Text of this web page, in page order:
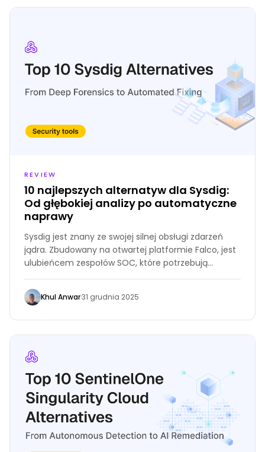
REVIEW
10 najlepszych alternatyw dla Sysdig:
Od głębokiej analizy po automatyczne
naprawy
Sysdig jest znany ze swojej silnej obsługi zdarzeń
jądra. Zbudowany na otwartej platformie Falco, jest
ulubieńcem zespołów SOC, które potrzebują
podach Kubernetes.
Khul Anwar·31 grudnia 2025